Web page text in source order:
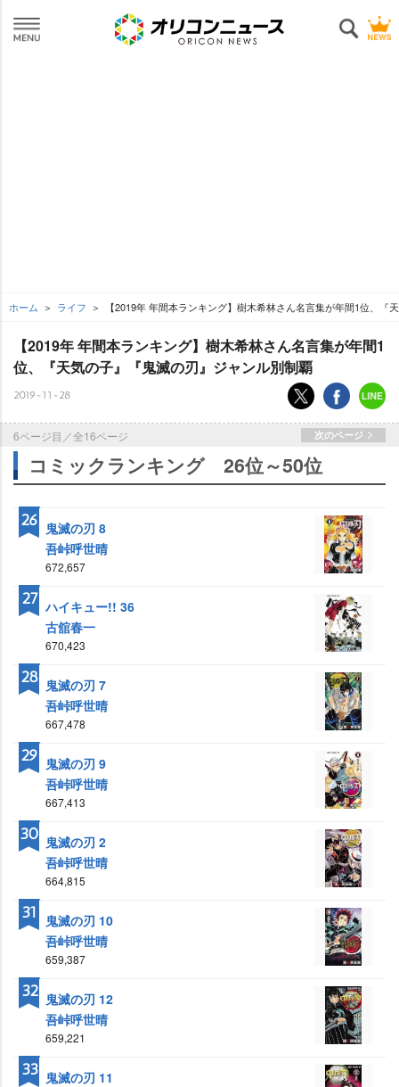
ホーム ライフ 【2019年 年間本ランキング】樹木希林さん名言集が年間1位、『
【2019年 年間本ランキング】樹木希林さん名言集が年間1
位、『天気の子』『鬼滅の刃』ジャンル別制覇
2019-11-28
6ページ目／全16ページ 次のページ
コミックランキング 26位～50位
鬼滅の刃 8
吾峠呼世晴
672,657
26
ハイキュー!! 36
古舘春一
670,423
27
鬼滅の刃 7
吾峠呼世晴
667,478
28
鬼滅の刃 9
吾峠呼世晴
667,413
29
鬼滅の刃 2
吾峠呼世晴
664,815
30
鬼滅の刃 10
吾峠呼世晴
659,387
31
鬼滅の刃 12
吾峠呼世晴
659,221
32
鬼滅の刃 11
33